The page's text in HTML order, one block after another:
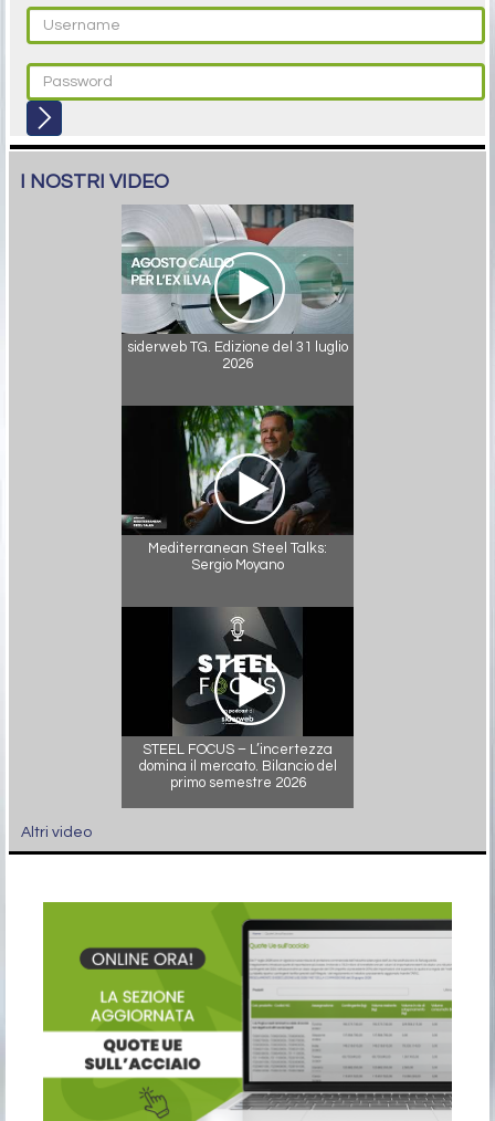
I NOSTRI VIDEO
siderweb TG. Edizione del 31 luglio
2026
Mediterranean Steel Talks:
Sergio Moyano
STEEL FOCUS – L’incertezza
domina il mercato. Bilancio del
primo semestre 2026
Altri video